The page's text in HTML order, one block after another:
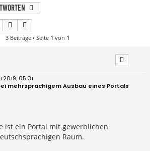
Suche
3 Beiträge • Seite 1 von 1
05:31
mehrsprachigem Ausbau eines Portals
ist ein Portal mit gewerblichen
Raum.